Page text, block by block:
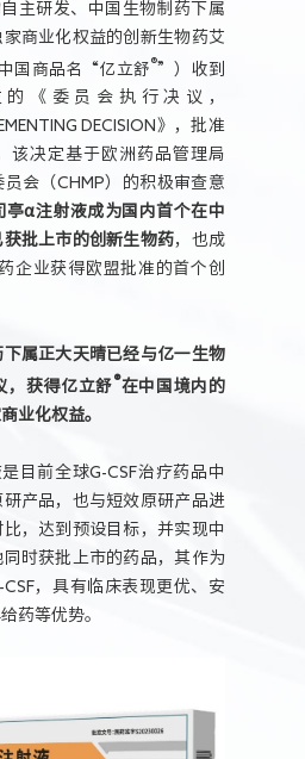
主研发、中国生物制药下属
商业化权益的创新生物药艾
国商品名“亿立舒®”）收到
《委员会执行决议，
DECISION》，批准
该决定基于欧洲药品管理局
员会（CHMP）的积极审查意
亭α注射液成为国内首个在中
批上市的创新生物药，也成
企业获得欧盟批准的首个创
下属正大天晴已经与亿一生物
，获得亿立舒®在中国境内的
业化权益。
目前全球G-CSF治疗药品中
产品，也与短效原研产品进
，达到预设目标，并实现中
时获批上市的药品，其作为
，具有临床表现更优、安
药等优势。